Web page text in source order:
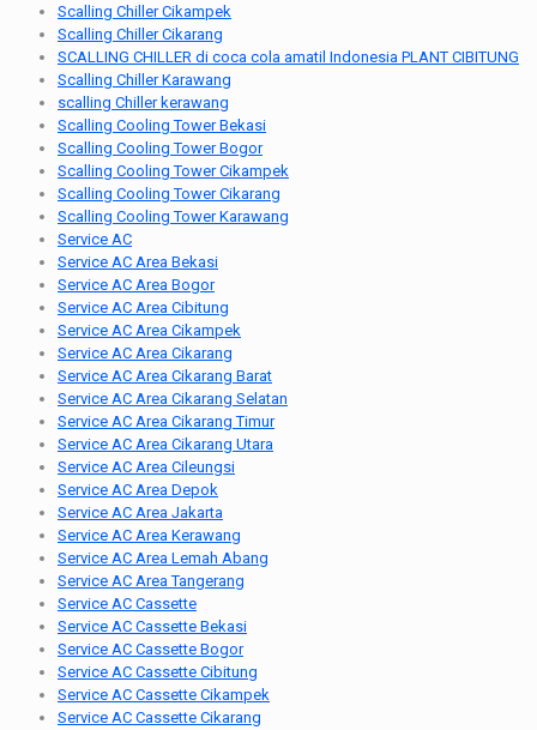
Scalling Chiller Cikampek
Scalling Chiller Cikarang
SCALLING CHILLER di coca cola amatil Indonesia PLANT CIBITUNG
Scalling Chiller Karawang
scalling Chiller kerawang
Scalling Cooling Tower Bekasi
Scalling Cooling Tower Bogor
Scalling Cooling Tower Cikampek
Scalling Cooling Tower Cikarang
Scalling Cooling Tower Karawang
Service AC
Service AC Area Bekasi
Service AC Area Bogor
Service AC Area Cibitung
Service AC Area Cikampek
Service AC Area Cikarang
Service AC Area Cikarang Barat
Service AC Area Cikarang Selatan
Service AC Area Cikarang Timur
Service AC Area Cikarang Utara
Service AC Area Cileungsi
Service AC Area Depok
Service AC Area Jakarta
Service AC Area Kerawang
Service AC Area Lemah Abang
Service AC Area Tangerang
Service AC Cassette
Service AC Cassette Bekasi
Service AC Cassette Bogor
Service AC Cassette Cibitung
Service AC Cassette Cikampek
Service AC Cassette Cikarang